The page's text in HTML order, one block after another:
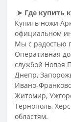
➤ Где купить
Купить ножи
официальном
Мы с радостью
Оперативная
службой Новая
Днепр,
Ивано-
Житомир,
Тернополь,
областям.